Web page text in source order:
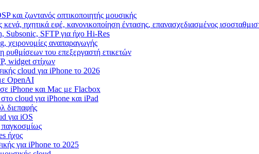
ζωντανός οπτικοποιητής μουσικής
ηχητικά εφέ, κανονικοποίηση έντασης, επανασχεδιασμένος
SFTP για ήχο Hi-Res
αναπαραγωγής
ρυθμίσεων του επεξεργαστή ετικετών
widget στίχων
cloud για iPhone το 2026
OpenAI
iPhone και Mac με Flacbox
cloud για iPhone και iPad
διεπαφής
για iOS
παγκοσμίως
ήχος
για iPhone το 2025